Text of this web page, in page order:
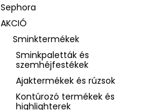
Sephora
AKCIÓ
Sminktermékek
Sminkpaletták és
szemhéjfestékek
Ajaktermékek és rúzsok
Kontúrozó termékek és
highlighterek